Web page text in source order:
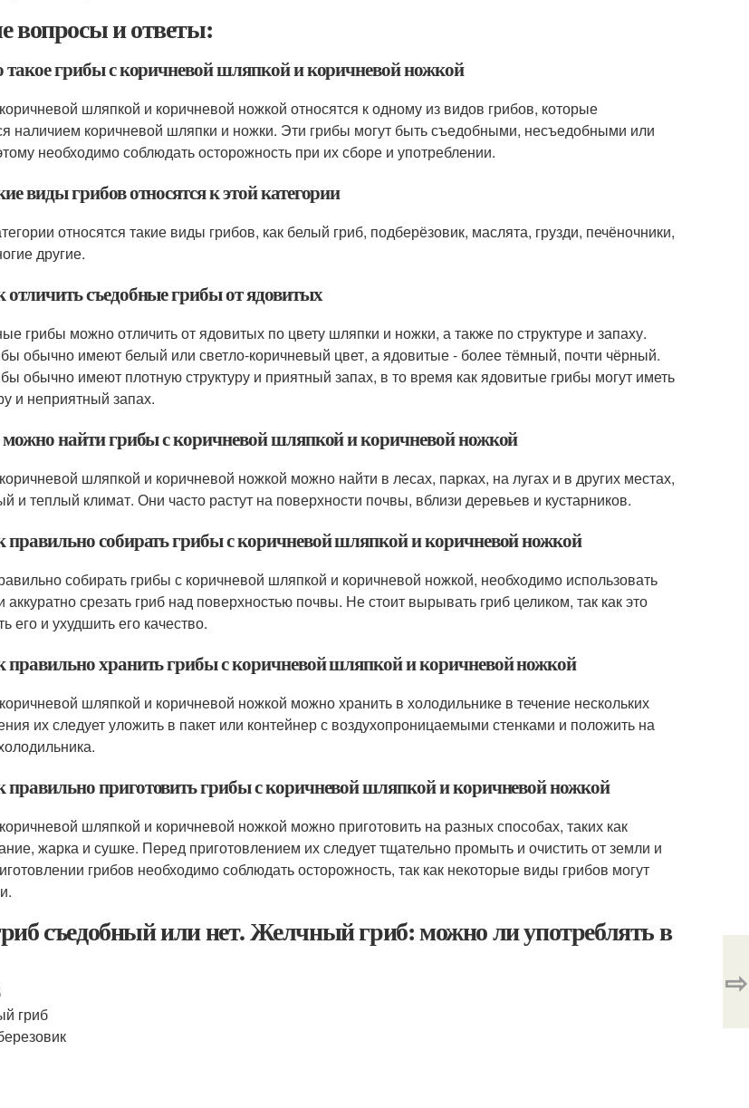
вопросы и ответы:
такое грибы с коричневой шляпкой и коричневой ножкой
шляпкой и коричневой ножкой относятся к одному из видов грибов, которые
наличием коричневой шляпки и ножки. Эти грибы могут быть съедобными, несъедобными или
необходимо соблюдать осторожность при их сборе и употреблении.
виды грибов относятся к этой категории
относятся такие виды грибов, как белый гриб, подберёзовик, маслята, грузди, печёночники,
другие.
съедобные грибы от ядовитых
грибы можно отличить от ядовитых по цвету шляпки и ножки, а также по структуре и запаху.
обычно имеют белый или светло-коричневый цвет, а ядовитые - более тёмный, почти чёрный.
обычно имеют плотную структуру и приятный запах, в то время как ядовитые грибы могут иметь
и неприятный запах.
можно найти грибы с коричневой шляпкой и коричневой ножкой
шляпкой и коричневой ножкой можно найти в лесах, парках, на лугах и в других местах,
и теплый климат. Они часто растут на поверхности почвы, вблизи деревьев и кустарников.
правильно собирать грибы с коричневой шляпкой и коричневой ножкой
собирать грибы с коричневой шляпкой и коричневой ножкой, необходимо использовать
срезать гриб над поверхностью почвы. Не стоит вырывать гриб целиком, так как это
его и ухудшить его качество.
правильно хранить грибы с коричневой шляпкой и коричневой ножкой
шляпкой и коричневой ножкой можно хранить в холодильнике в течение нескольких
их следует уложить в пакет или контейнер с воздухопроницаемыми стенками и положить на
правильно приготовить грибы с коричневой шляпкой и коричневой ножкой
шляпкой и коричневой ножкой можно приготовить на разных способах, таких как
жарка и сушке. Перед приготовлением их следует тщательно промыть и очистить от земли и
грибов необходимо соблюдать осторожность, так как некоторые виды грибов могут
съедобный или нет. Желчный гриб: можно ли употреблять в
гриб
⇨